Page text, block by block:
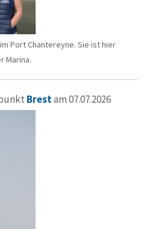
Port Chantereyne. Sie ist hier
Marina.
Brestam 07.07.2026